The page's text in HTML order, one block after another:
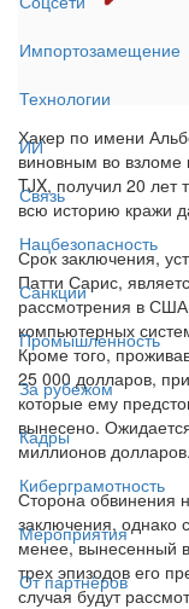
Импортозамещение
Технологии
ИИ
Связь
Нацбезопасность
Санкции
Промышленность
За рубежом
Кадры
Киберграмотность
Мероприятия
От партнёров
Хакер по имени
виновным во взломе
TJX, получил 20 лет
всю историю кражи
Срок заключения,
Патти Сарис,
рассмотрения в
компьютерных
Кроме того,
25 000 долларов,
которые ему
вынесено.
миллионов долларов.
Сторона обвинения
заключения, однако
менее, вынесенный
трех эпизодов его
случая будут